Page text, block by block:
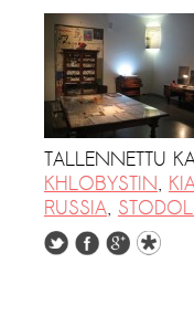
TALLENNETTU
KHLOBYSTIN,
RUSSIA,